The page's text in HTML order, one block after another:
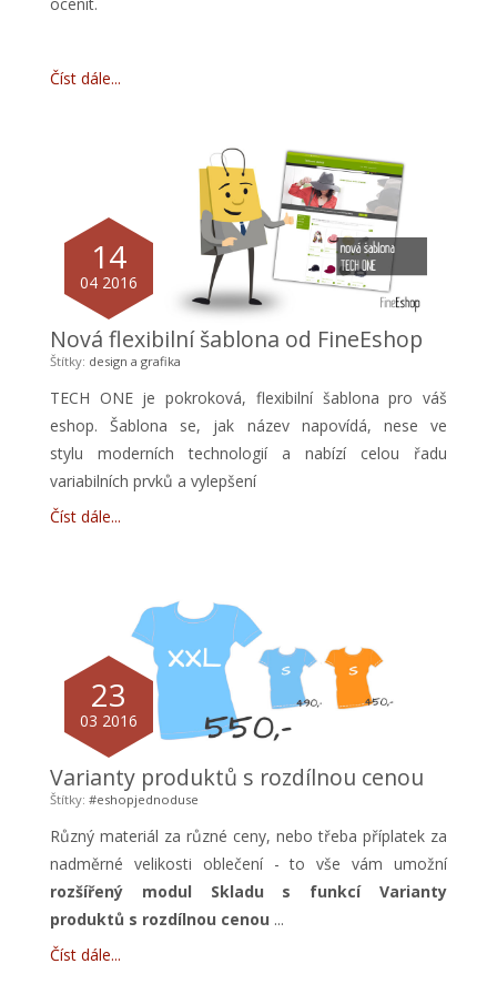
Číst dále
14
04 2016
Nová flexibilní šablona od FineEshop
Štítky: design a grafika
TECH ONE je pokroková, flexibilní šablona pro váš
eshop. Šablona se, jak název napovídá, nese ve
stylu moderních technologií a nabízí celou řadu
variabilních prvků a vylepšení
Číst dále
23
03 2016
Varianty produktů s rozdílnou cenou
Štítky: #eshopjednoduse
Různý materiál za různé ceny, nebo třeba příplatek za
nadměrné velikosti oblečení - to vše vám umožní
rozšířený modul Skladu s funkcí Varianty
produktů s rozdílnou cenou ...
Číst dále